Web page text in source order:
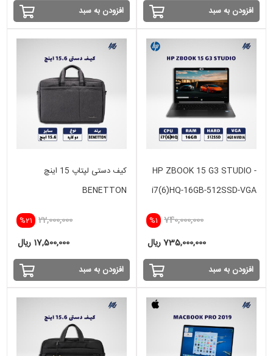
افزودن به سبد افزودن به سبد
HP ZBOOK 15 G3 STUDIO -
i7(6)HQ-16GB-512SSD-VGA
%1 740,000,000
735,000,000 ریال
افزودن به سبد
کیف دستی لپتاپ 15 اینچ
BENETTON
%21 22,000,000
17,500,000 ریال
افزودن به سبد